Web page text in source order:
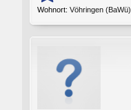
Wohnort: Vöhringen (BaWü)